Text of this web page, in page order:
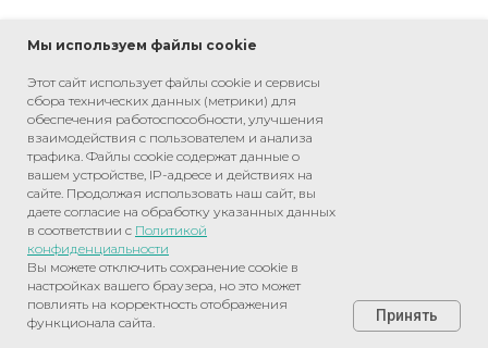
FRIDAY, APRIL 3
Статья: Переезд при коронавирусе
Карантин и режим самоизоляции в регионах РФ для переезда
Мы используем файлы cookie
Этот сайт использует файлы cookie и сервисы
сбора технических данных (метрики) для
обеспечения работоспособности, улучшения
взаимодействия с пользователем и анализа
трафика. Файлы cookie содержат данные о
вашем устройстве, IP-адресе и действиях на
сайте. Продолжая использовать наш сайт, вы
даете согласие на обработку указанных данных
в соответствии с Политикой
конфиденциальности
Вы можете отключить сохранение cookie в
настройках вашего браузера, но это может
повлиять на корректность отображения
функционала сайта.
Принять
Главная Рассчитать переезд Отзывы